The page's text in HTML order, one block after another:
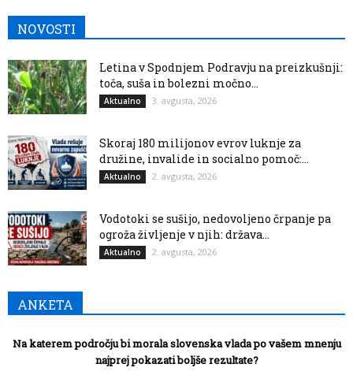
NOVOSTI
Letina v Spodnjem Podravju na preizkušnji:
toča, suša in bolezni močno...
Aktualno 3. avgusta, 2026
Skoraj 180 milijonov evrov luknje za
družine, invalide in socialno pomoč:...
Aktualno 2. avgusta, 2026
Vodotoki se sušijo, nedovoljeno črpanje pa
ogroža življenje v njih: država...
Aktualno 2. avgusta, 2026
ANKETA
Na katerem področju bi morala slovenska vlada po vašem mnenju
najprej pokazati boljše rezultate?